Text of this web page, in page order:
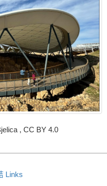
, CC BY 4.0
Links